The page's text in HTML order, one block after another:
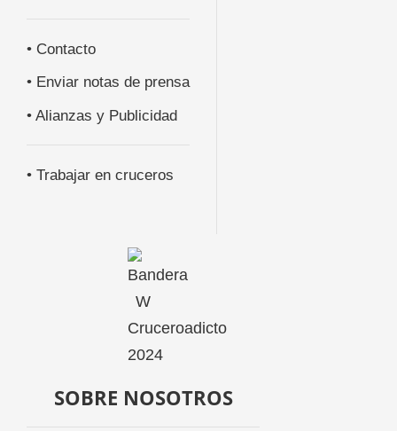
• Contacto
• Enviar notas de prensa
• Alianzas y Publicidad
• Trabajar en cruceros
SOBRE NOSOTROS